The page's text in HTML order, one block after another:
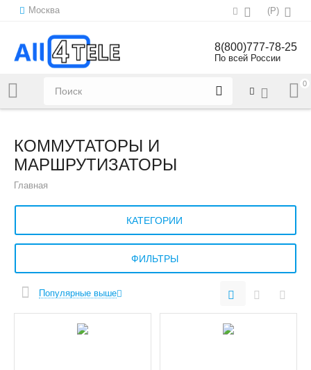
Москва (Р)
Напишите нам:sales@all4tele.com
8(800)777-78-25
По всей России
0
КОММУТАТОРЫ И
МАРШРУТИЗАТОРЫ
Главная
КАТЕГОРИИ
ФИЛЬТРЫ
Популярные выше